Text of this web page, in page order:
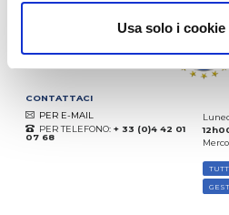
Usa solo i
CONTATTACI
PER E-MAIL
PER TELEFONO: + 33 (0)4 42 01
07 68